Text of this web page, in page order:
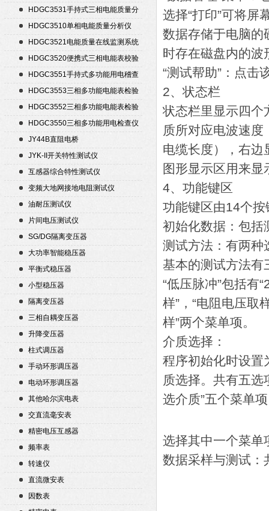
析仪
HDGC3531手持式三相电能质量分
析仪
HDGC3510单相电能质量分析仪
HDGC3521电能质量在线监测系统
HDGC3520便携式三相电能表校验
仪
HDGC3551手持式多功能用电稽查
仪
HDGC3553三相多功能电能表检验
装置
HDGC3552三相多功能电能表检验
装置
HDGC3550三相多功能用电检查仪
JY44B直阻电桥
JYK-II开关特性测试仪
互感器综合特性测试仪
变频大地网接地电阻测试仪
油耐压测试仪
片间电压测试仪
SG/DG隔离变压器
大功率智能稳压器
平衡式稳压器
小型稳压器
隔离变压器
三相自耦变压器
升降变压器
柱式调压器
手动环形调压器
电动环形调压器
其他哈尔滨电表
交直流毫安表
精密电压互感器
频率表
转速仪
直流微安表
因数表
选择“打印”可将屏
数据存储于电脑的
时存在磁盘内的波
“测试帮助”：点击
2、状态栏
状态栏里显示四个
质所对应电波速
电缆长度），右边
图形显示区用来
4、功能键区
功能键区由14个
初始化数据：包括
测试方法：有两种
基本的测试方法有
“低压脉冲”包括有
样”，“电阻电压取
样”两个菜单项。
介质选择：
程序初始化时设置
质选择。共有五选
选介质”五个菜单
选择其中一个菜单
数据采样与测试：